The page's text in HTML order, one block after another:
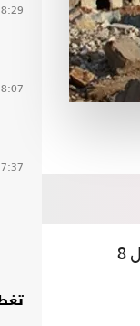
، عن رقم صادم لإجمالي تكلفة الحروب في دول عربية، خلال 8